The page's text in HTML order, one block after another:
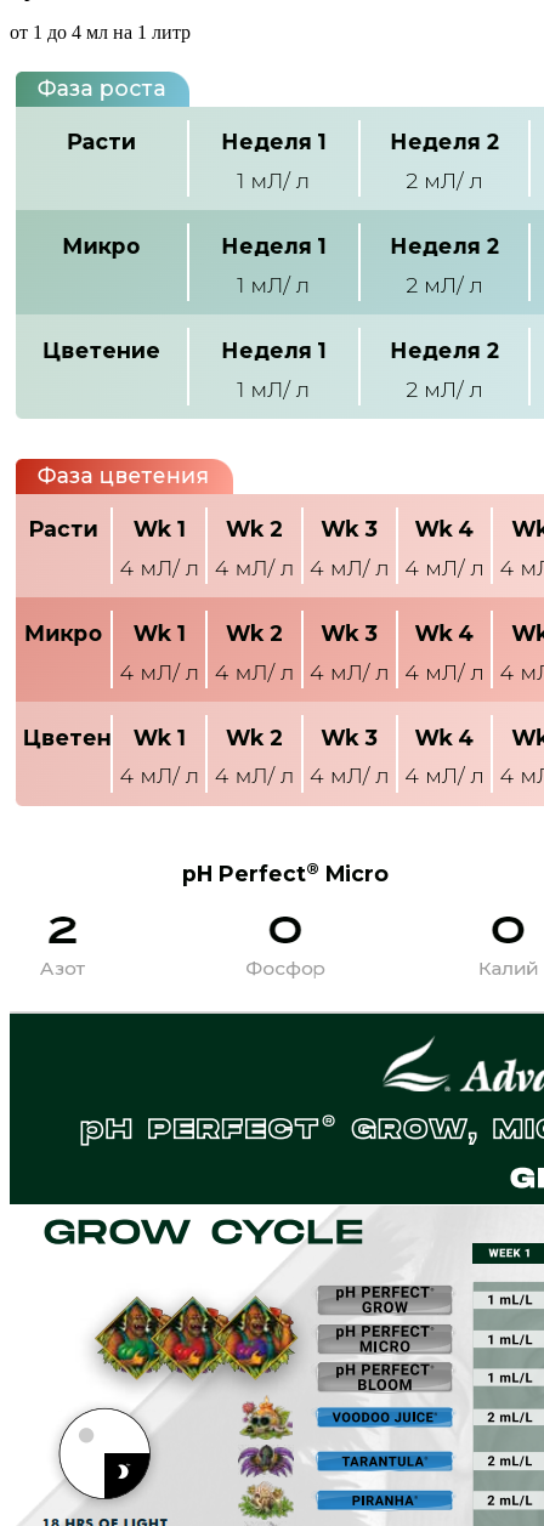
от 1 до 4 мл на 1 литр